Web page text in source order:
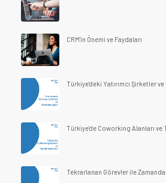
CRM'in Önemi ve Faydaları
Türkiye'deki Yatırımcı Şirketler ve
Türkiye'de Coworking Alanları ve
Tekrarlanan Görevler ile